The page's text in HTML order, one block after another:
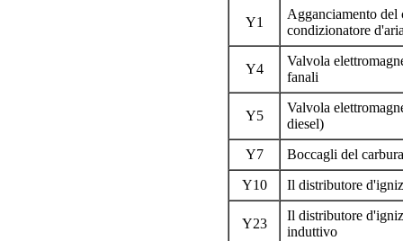
Y1
Agganciamento del
condizionatore
Y4
Valvola
fanali
Y5
Valvola
diesel)
Y7
Boccagli del
Y10
Il distributore
Y23
Il distributore
induttivo